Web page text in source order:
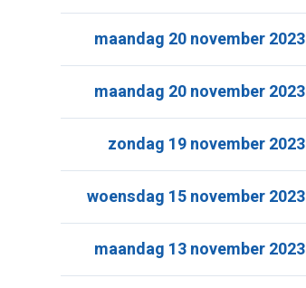
maandag 20 november 2023
maandag 20 november 2023
zondag 19 november 2023
woensdag 15 november 2023
maandag 13 november 2023